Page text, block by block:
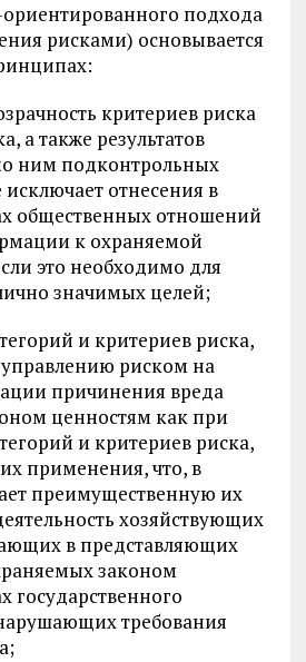
подхода
рисками) основывается
критериев риска
а также результатов
ним подконтрольных
исключает отнесения в
общественных отношений
к охраняемой
это необходимо для
значимых целей;
и критериев риска,
риском на
причинения вреда
ценностям как при
и критериев риска,
применения, что, в
преимущественную их
хозяйствующих
в представляющих
законом
государственного
требования